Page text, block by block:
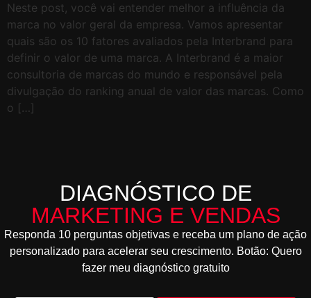
Neste post, você vai entender melhor a influência da
marca no valor geral da empresa. Vamos apresentar
quais são os 10 fatores avaliados pela Interbrand para
definir o valor de uma marca. A Interbrand é a maior
consultoria de marcas do mundo e responsável pela
divulgação do ranking anual de valor das marcas. Como
o […]
DIAGNÓSTICO DE
MARKETING E VENDAS
Responda 10 perguntas objetivas e receba um plano de ação
personalizado para acelerar seu crescimento. Botão: Quero
fazer meu diagnóstico gratuito